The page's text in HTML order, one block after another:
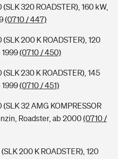
320 ROADSTER), 160 kW,
(0710 / 447)
200 K ROADSTER), 120
(0710 / 450)
230 K ROADSTER), 145
(0710 / 451)
32 AMG KOMPRESSOR
Roadster, ab 2000(0710 /
200 K ROADSTER), 120